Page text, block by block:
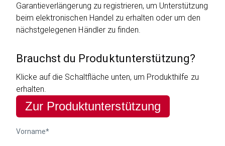
Garantieverlängerung zu registrieren, um Unterstützung
beim elektronischen Handel zu erhalten oder um den
nächstgelegenen Händler zu finden.
Brauchst du Produktunterstützung?
Klicke auf die Schaltfläche unten, um Produkthilfe zu
erhalten.
Zur Produktunterstützung
Vorname*